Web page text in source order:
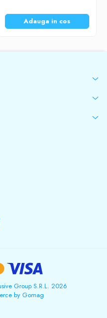
Adauga in cos
Group S.R.L. 2026
by Gomag